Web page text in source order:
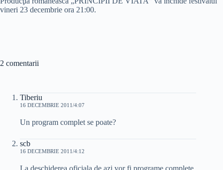
vineri 23 decembrie ora 21:00.
2 comentarii
Tiberiu
16 DECEMBRIE 2011/4:07
Un program complet se poate?
scb
16 DECEMBRIE 2011/4:12
La deschiderea oficiala de azi vor fi programe complete